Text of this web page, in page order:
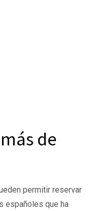
de
permitir reservar
españoles que ha